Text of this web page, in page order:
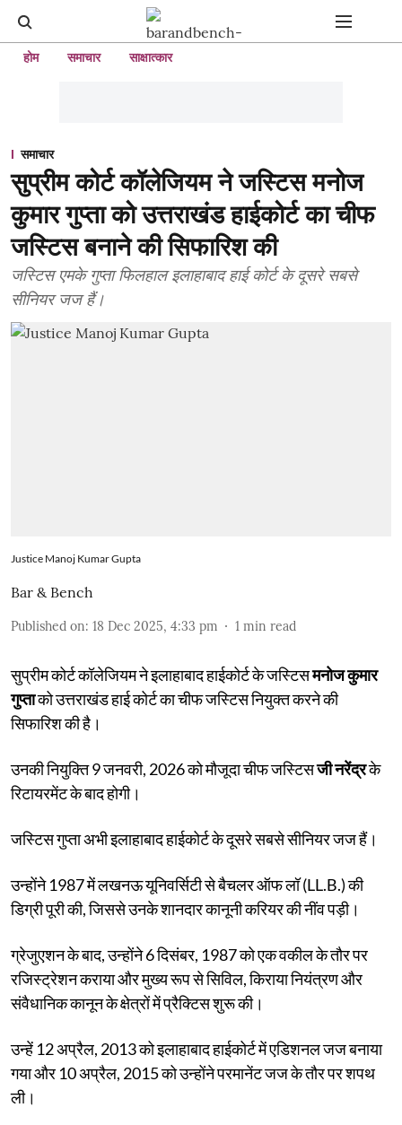
होम समाचार साक्षात्कार
समाचार
सुप्रीम कोर्ट कॉलेजियम ने जस्टिस मनोज
कुमार गुप्ता को उत्तराखंड हाईकोर्ट का चीफ
जस्टिस बनाने की सिफारिश की
जस्टिस एमके गुप्ता फिलहाल इलाहाबाद हाई कोर्ट के दूसरे सबसे
सीनियर जज हैं।
Justice Manoj Kumar Gupta
Bar & Bench
Published on: 18 Dec 2025, 4:33 pm 1 min read
सुप्रीम कोर्ट कॉलेजियम ने इलाहाबाद हाईकोर्ट के जस्टिसमनोज कुमार
गुप्ताको उत्तराखंड हाई कोर्ट का चीफ जस्टिस नियुक्त करने की
सिफारिश की है।
उनकी नियुक्ति 9 जनवरी, 2026 को मौजूदा चीफ जस्टिसजी नरेंद्रके
रिटायरमेंट के बाद होगी।
जस्टिस गुप्ता अभी इलाहाबाद हाईकोर्ट के दूसरे सबसे सीनियर जज हैं।
उन्होंने 1987 में लखनऊ यूनिवर्सिटी से बैचलर ऑफ लॉ (LL.B.) की
डिग्री पूरी की, जिससे उनके शानदार कानूनी करियर की नींव पड़ी।
ग्रेजुएशन के बाद, उन्होंने 6 दिसंबर, 1987 को एक वकील के तौर पर
रजिस्ट्रेशन कराया और मुख्य रूप से सिविल, किराया नियंत्रण और
संवैधानिक कानून के क्षेत्रों में प्रैक्टिस शुरू की।
उन्हें 12 अप्रैल, 2013 को इलाहाबाद हाईकोर्ट में एडिशनल जज बनाया
गया और 10 अप्रैल, 2015 को उन्होंने परमानेंट जज के तौर पर शपथ
ली।